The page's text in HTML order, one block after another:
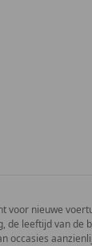
voor nieuwe
de leeftijd van de
occasies